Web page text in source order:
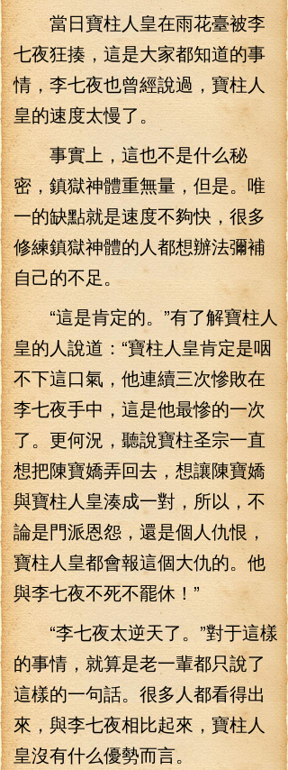
當日寶柱人皇在雨花臺被李
七夜狂揍，這是大家都知道的事
情，李七夜也曾經說過，寶柱人
皇的速度太慢了。
事實上，這也不是什么秘
密，鎮獄神體重無量，但是。唯
一的缺點就是速度不夠快，很多
修練鎮獄神體的人都想辦法彌補
自己的不足。
“這是肯定的。”有了解寶柱人
皇的人說道：“寶柱人皇肯定是咽
不下這口氣，他連續三次慘敗在
李七夜手中，這是他最慘的一次
了。更何況，聽說寶柱圣宗一直
想把陳寶嬌弄回去，想讓陳寶嬌
與寶柱人皇湊成一對，所以，不
論是門派恩怨，還是個人仇恨，
寶柱人皇都會報這個大仇的。他
與李七夜不死不罷休！”
“李七夜太逆天了。”對于這樣
的事情，就算是老一輩都只說了
這樣的一句話。很多人都看得出
來，與李七夜相比起來，寶柱人
皇沒有什么優勢而言。